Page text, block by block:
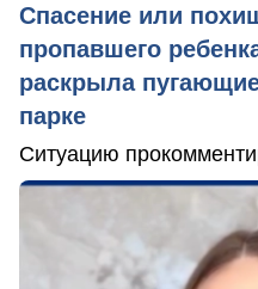
Спасение или
пропавшего
раскрыла
парке
Ситуацию